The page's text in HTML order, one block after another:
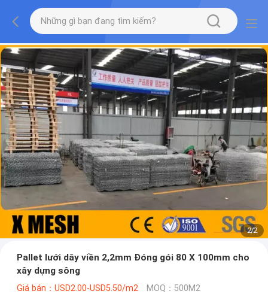
2/2
Pallet lưới dây viền 2,2mm Đóng gói 80 ​​X 100mm cho
xây dựng sông
Giá bán：USD2.00-USD5.50/m2 MOQ：500M2